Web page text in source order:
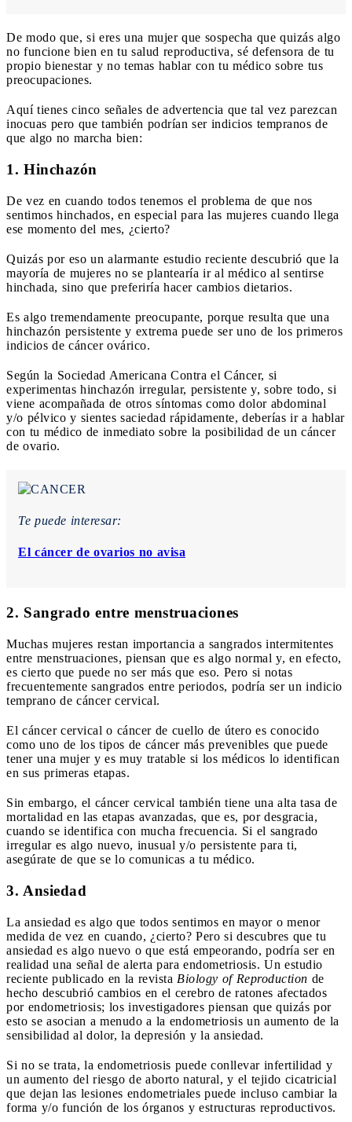
De modo que, si eres una mujer que sospecha que quizás algo
no funcione bien en tu salud reproductiva, sé defensora de tu
propio bienestar y no temas hablar con tu médico sobre tus
preocupaciones.
Aquí tienes cinco señales de advertencia que tal vez parezcan
inocuas pero que también podrían ser indicios tempranos de
que algo no marcha bien:
1. Hinchazón
De vez en cuando todos tenemos el problema de que nos
sentimos hinchados, en especial para las mujeres cuando llega
ese momento del mes, ¿cierto?
Quizás por eso un alarmante estudio reciente descubrió que la
mayoría de mujeres no se plantearía ir al médico al sentirse
hinchada, sino que preferiría hacer cambios dietarios.
Es algo tremendamente preocupante, porque resulta que una
hinchazón persistente y extrema puede ser uno de los primeros
indicios de cáncer ovárico.
Según la Sociedad Americana Contra el Cáncer, si
experimentas hinchazón irregular, persistente y, sobre todo, si
viene acompañada de otros síntomas como dolor abdominal
y/o pélvico y sientes saciedad rápidamente, deberías ir a hablar
con tu médico de inmediato sobre la posibilidad de un cáncer
de ovario.
Te puede interesar:
El cáncer de ovarios no avisa
2. Sangrado entre menstruaciones
Muchas mujeres restan importancia a sangrados intermitentes
entre menstruaciones, piensan que es algo normal y, en efecto,
es cierto que puede no ser más que eso. Pero si notas
frecuentemente sangrados entre periodos, podría ser un indicio
temprano de cáncer cervical.
El cáncer cervical o cáncer de cuello de útero es conocido
como uno de los tipos de cáncer más prevenibles que puede
tener una mujer y es muy tratable si los médicos lo identifican
en sus primeras etapas.
Sin embargo, el cáncer cervical también tiene una alta tasa de
mortalidad en las etapas avanzadas, que es, por desgracia,
cuando se identifica con mucha frecuencia. Si el sangrado
irregular es algo nuevo, inusual y/o persistente para ti,
asegúrate de que se lo comunicas a tu médico.
3. Ansiedad
La ansiedad es algo que todos sentimos en mayor o menor
medida de vez en cuando, ¿cierto? Pero si descubres que tu
ansiedad es algo nuevo o que está empeorando, podría ser en
realidad una señal de alerta para endometriosis. Un estudio
reciente publicado en la revista Biology of Reproduction de
hecho descubrió cambios en el cerebro de ratones afectados
por endometriosis; los investigadores piensan que quizás por
esto se asocian a menudo a la endometriosis un aumento de la
sensibilidad al dolor, la depresión y la ansiedad.
Si no se trata, la endometriosis puede conllevar infertilidad y
un aumento del riesgo de aborto natural, y el tejido cicatricial
que dejan las lesiones endometriales puede incluso cambiar la
forma y/o función de los órganos y estructuras reproductivos.